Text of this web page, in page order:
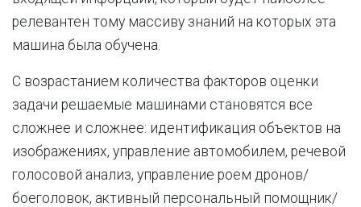
релевантен тому массиву знаний на которых эта
машина была обучена.
С возрастанием количества факторов оценки
задачи решаемые машинами становятся все
сложнее и сложнее: идентификация объектов на
изображениях, управление автомобилем, речевой
голосовой анализ, управление роем дронов/
боеголовок, активный персональный помощник/